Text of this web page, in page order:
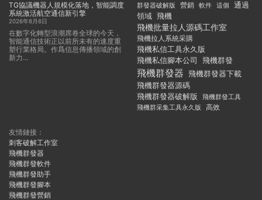
TG協議機器人規模化落地，智能調度
系統激活航空通信新引擎
2026年8月6日
在數字化轉型浪潮席卷全球的今天，
智能通信技術正以前所未有的速度重
塑行業格局。作爲信息傳播領域的創
新力...
群發器破解版 營銷 軟件 這個
通過
領域 飛機
飛機批量拉人源碼工作室
飛機拉人系統采購
飛機私信工具永久版
飛機私信腳本公司
飛機群發
飛機群發器 飛機群發器下載
飛機群發器源碼
飛機群發器破解版
飛機群發工具
飛機群采集工具永久版
高效
友情鏈接：
刺客破解工作室
飛機群發器
飛機群發軟件
飛機群發助手
飛機群發腳本
飛機群發營銷